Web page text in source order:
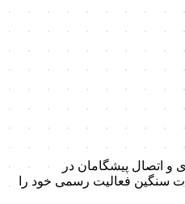
و اتصال پیشگامان در
سنگین فعالیت رسمی خود را